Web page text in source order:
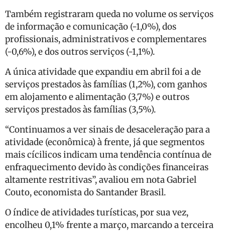
Também registraram queda no volume os serviços
de informação e comunicação (-1,0%), dos
profissionais, administrativos e complementares
(-0,6%), e dos outros serviços (-1,1%).
A única atividade que expandiu em abril foi a de
serviços prestados às famílias (1,2%), com ganhos
em alojamento e alimentação (3,7%) e outros
serviços prestados às famílias (3,5%).
“Continuamos a ver sinais de desaceleração para a
atividade (econômica) à frente, já que segmentos
mais cícilicos indicam uma tendência contínua de
enfraquecimento devido às condições financeiras
altamente restritivas”, avaliou em nota Gabriel
Couto, economista do Santander Brasil.
O índice de atividades turísticas, por sua vez,
encolheu 0,1% frente a março, marcando a terceira